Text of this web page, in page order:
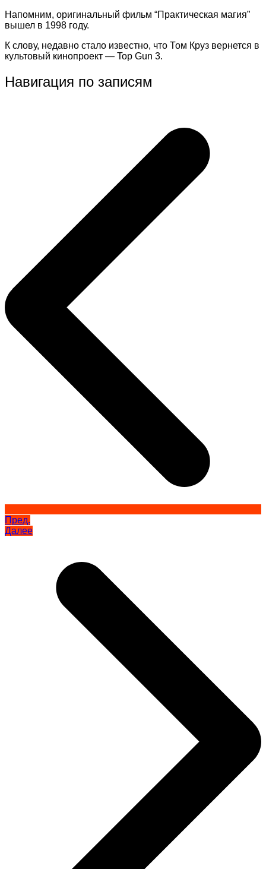
Напомним, оригинальный фильм “Практическая магия”
вышел в 1998 году.
К слову, недавно стало известно, что Том Круз вернется в
культовый кинопроект — Top Gun 3.
Навигация по записям
Пред.
Далее